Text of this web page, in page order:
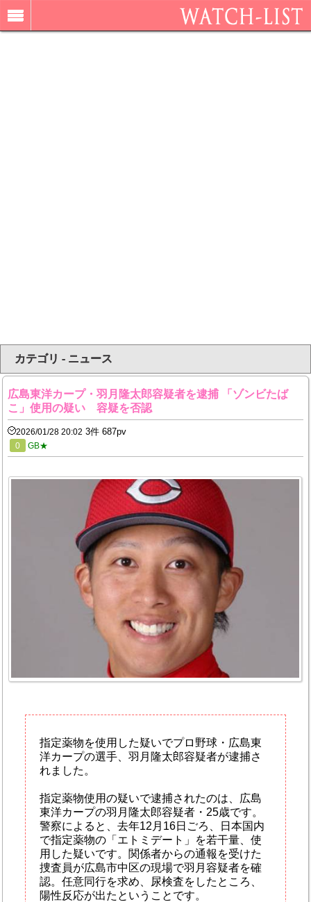
カテゴリ - ニュース
広島東洋カープ・羽月隆太郎容疑者を逮捕 「ゾンビたば
こ」使用の疑い 容疑を否認
2026/01/28 20:02 3件 687pv
0 GB★
指定薬物を使用した疑いでプロ野球・広島東
洋カープの選手、羽月隆太郎容疑者が逮捕さ
れました。
指定薬物使用の疑いで逮捕されたのは、広島
東洋カープの羽月隆太郎容疑者・25歳です。
警察によると、去年12月16日ごろ、日本国内
で指定薬物の「エトミデート」を若干量、使
用した疑いです。関係者からの通報を受けた
捜査員が広島市中区の現場で羽月容疑者を確
認。任意同行を求め、尿検査をしたところ、
陽性反応が出たということです。